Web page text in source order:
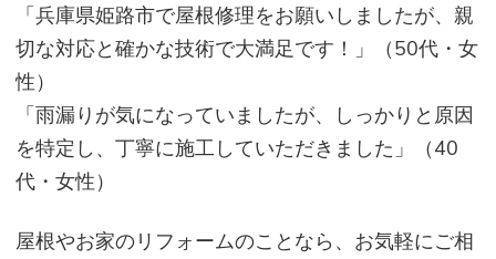
「兵庫県姫路市で屋根修理をお願いしましたが、親
切な対応と確かな技術で大満足です！」（50代・女
性）
「雨漏りが気になっていましたが、しっかりと原因
を特定し、丁寧に施工していただきました」（40
代・女性）
屋根やお家のリフォームのことなら、お気軽にご相